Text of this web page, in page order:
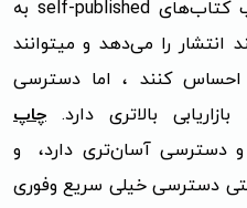
کتاب‌های self-published به
انتشار را می‌دهد و میتوانند
کنند ، اما دسترسی
بالاتری دارد. چاپ
و دسترسی آسان‌تری دارد، و
دسترسی خیلی سریع وفوری